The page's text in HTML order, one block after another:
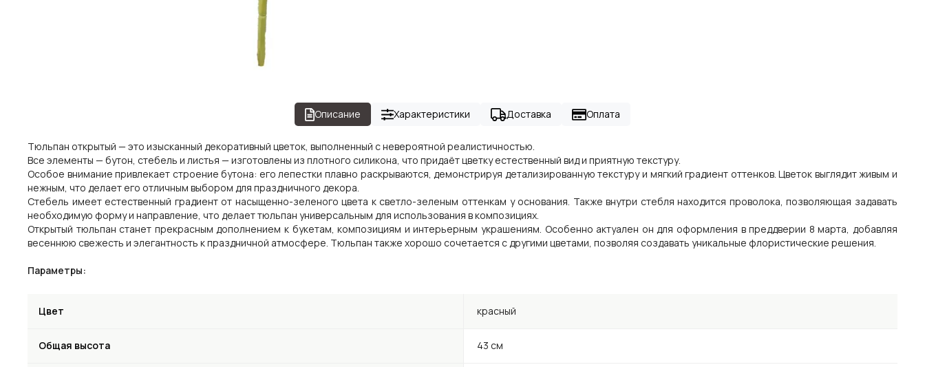
Описание Характеристики Доставка Оплата
Тюльпан открытый — это изысканный декоративный цветок, выполненный с невероятной реалистичностью.
Все элементы — бутон, стебель и листья — изготовлены из плотного силикона, что придаёт цветку естественный вид и приятную текстуру.
Особое внимание привлекает строение бутона: его лепестки плавно раскрываются, демонстрируя детализированную текстуру и мягкий градиент оттенков. Цветок выглядит живым и
нежным, что делает его отличным выбором для праздничного декора.
Стебель имеет естественный градиент от насыщенно-зеленого цвета к светло-зеленым оттенкам у основания. Также внутри стебля находится проволока, позволяющая задавать
необходимую форму и направление, что делает тюльпан универсальным для использования в композициях.
Открытый тюльпан станет прекрасным дополнением к букетам, композициям и интерьерным украшениям. Особенно актуален он для оформления в преддверии 8 марта, добавляя
весеннюю свежесть и элегантность к праздничной атмосфере. Тюльпан также хорошо сочетается с другими цветами, позволяя создавать уникальные флористические решения.
Параметры:
Цвет красный
Общая высота 43 см